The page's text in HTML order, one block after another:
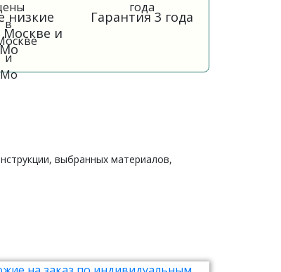
низкие
и
Мо
Гарантия 3 года
выбранных материалов,